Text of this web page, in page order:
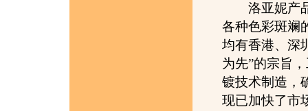
洛亚妮产品
各种色彩斑斓
均有香港、深
为先”的宗旨
镀技术制造，
现已加快了市